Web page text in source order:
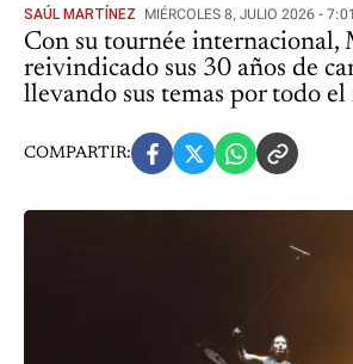
SAÚL MARTÍNEZ MIÉRCOLES 8, JULIO 2026 -
Con su tournée internacional,
reivindicado sus 30 años de
llevando sus temas por todo
COMPARTIR: